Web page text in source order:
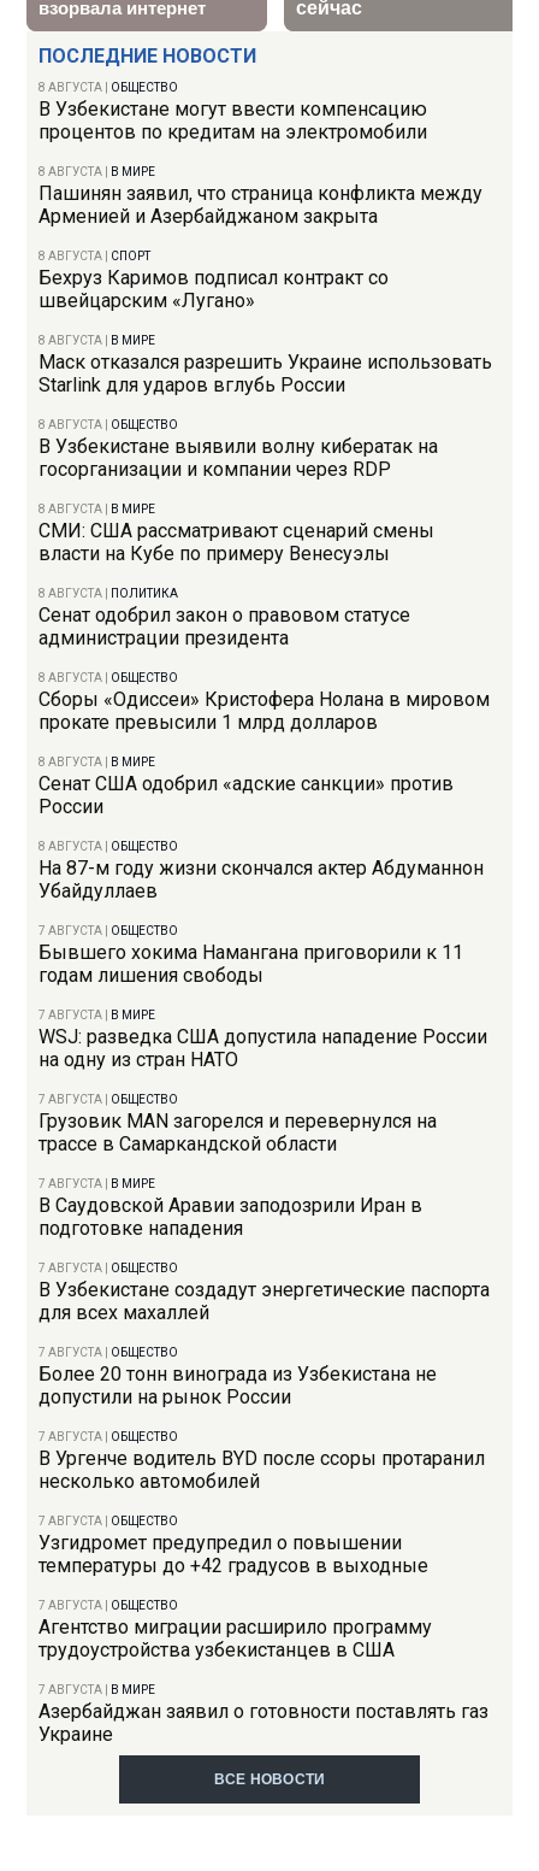
ПОСЛЕДНИЕ НОВОСТИ
8 АВГУСТА ОБЩЕСТВО
В Узбекистане могут ввести компенсацию
процентов по кредитам на электромобили
8 АВГУСТА В МИРЕ
Пашинян заявил, что страница конфликта между
Арменией и Азербайджаном закрыта
8 АВГУСТА СПОРТ
Бехруз Каримов подписал контракт со
швейцарским «Лугано»
8 АВГУСТА В МИРЕ
Маск отказался разрешить Украине использовать
Starlink для ударов вглубь России
8 АВГУСТА ОБЩЕСТВО
В Узбекистане выявили волну кибератак на
госорганизации и компании через RDP
8 АВГУСТА В МИРЕ
СМИ: США рассматривают сценарий смены
власти на Кубе по примеру Венесуэлы
8 АВГУСТА ПОЛИТИКА
Сенат одобрил закон о правовом статусе
администрации президента
8 АВГУСТА ОБЩЕСТВО
Сборы «Одиссеи» Кристофера Нолана в мировом
прокате превысили 1 млрд долларов
8 АВГУСТА В МИРЕ
Сенат США одобрил «адские санкции» против
России
8 АВГУСТА ОБЩЕСТВО
На 87-м году жизни скончался актер Абдуманнон
Убайдуллаев
7 АВГУСТА ОБЩЕСТВО
Бывшего хокима Намангана приговорили к 11
годам лишения свободы
7 АВГУСТА В МИРЕ
WSJ: разведка США допустила нападение России
на одну из стран НАТО
7 АВГУСТА ОБЩЕСТВО
Грузовик MAN загорелся и перевернулся на
трассе в Самаркандской области
7 АВГУСТА В МИРЕ
В Саудовской Аравии заподозрили Иран в
подготовке нападения
7 АВГУСТА ОБЩЕСТВО
В Узбекистане создадут энергетические паспорта
для всех махаллей
7 АВГУСТА ОБЩЕСТВО
Более 20 тонн винограда из Узбекистана не
допустили на рынок России
7 АВГУСТА ОБЩЕСТВО
В Ургенче водитель BYD после ссоры протаранил
несколько автомобилей
7 АВГУСТА ОБЩЕСТВО
Узгидромет предупредил о повышении
температуры до +42 градусов в выходные
7 АВГУСТА ОБЩЕСТВО
Агентство миграции расширило программу
трудоустройства узбекистанцев в США
7 АВГУСТА В МИРЕ
Азербайджан заявил о готовности поставлять газ
Украине
ВСЕ НОВОСТИ